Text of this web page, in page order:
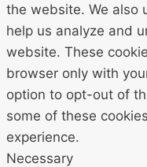
the website. We also
help us analyze and
website. These
browser only with
option to opt-out of
some of these
experience.
Necessary